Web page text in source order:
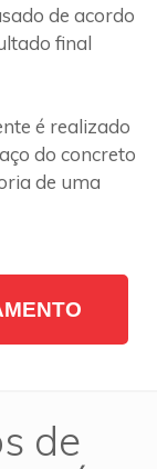
de acordo
final
é realizado
do concreto
de uma
de